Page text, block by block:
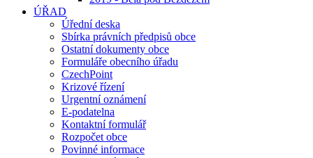
ÚŘAD
Úřední deska
Sbírka právních předpisů obce
Ostatní dokumenty obce
Formuláře obecního úřadu
CzechPoint
Krizové řízení
Urgentní oznámení
E-podatelna
Kontaktní formulář
Rozpočet obce
Povinné informace